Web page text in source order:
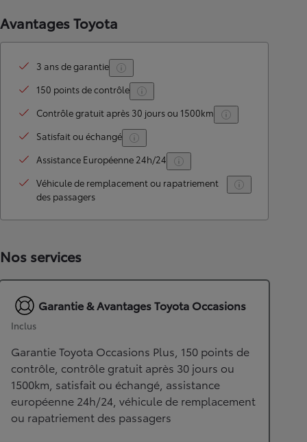
Avantages Toyota
3 ans de garantie
150 points de contrôle
Contrôle gratuit après 30 jours ou 1500km
Satisfait ou échangé
Assistance Européenne 24h/24
Véhicule de remplacement ou rapatriement
des passagers
Nos services
Garantie & Avantages Toyota Occasions
Inclus
Garantie Toyota Occasions Plus, 150 points de
contrôle, contrôle gratuit après 30 jours ou
1500km, satisfait ou échangé, assistance
européenne 24h/24, véhicule de remplacement
ou rapatriement des passagers